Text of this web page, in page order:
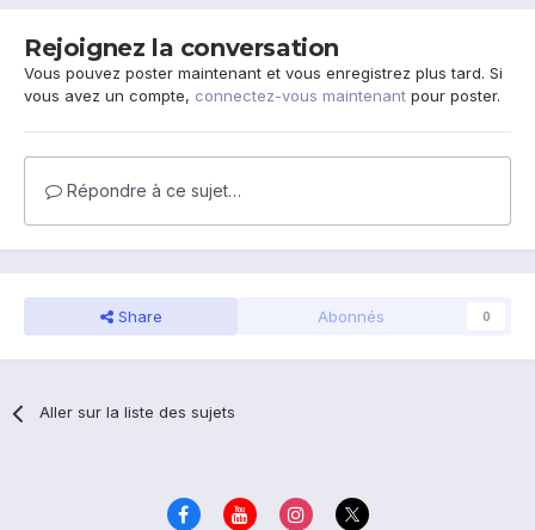
Rejoignez la conversation
Vous pouvez poster maintenant et vous enregistrez plus tard. Si
vous avez un compte, connectez-vous maintenant pour poster.
Répondre à ce sujet…
Share Abonnés 0
Aller sur la liste des sujets